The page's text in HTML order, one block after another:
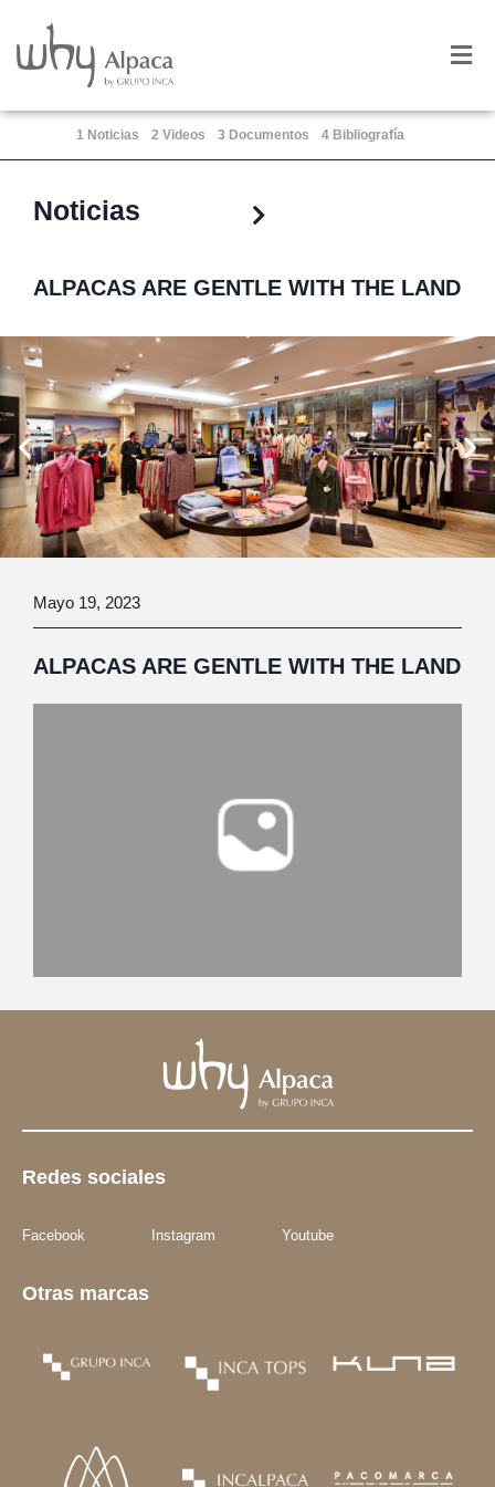
content
1 Noticias 2 Videos 3 Documentos 4 Bibliografía
Noticias
ALPACAS ARE GENTLE WITH THE LAND
Previous
slide
Mayo 19, 2023
ALPACAS ARE GENTLE WITH THE LAND
Redes sociales
Facebook Instagram Youtube
Otras marcas